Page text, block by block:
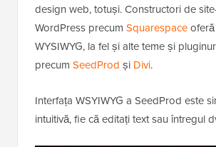
design web, totuși. Constructori de
WordPress precum Squarespace
WYSIWYG, la fel și alte teme și
precum SeedProd și Divi.
Interfața WSYIWYG a SeedProd este
intuitivă, fie că editați text sau întregul